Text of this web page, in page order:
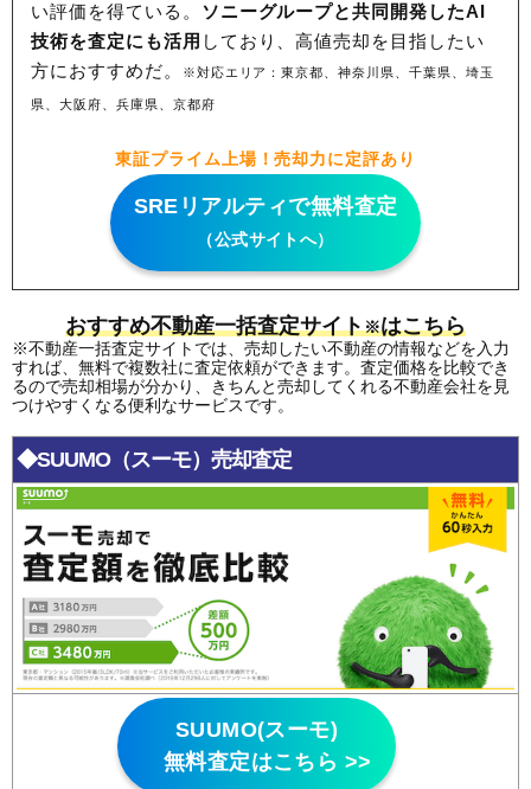
い評価を得ている。 ソニーグループと共同開発したAI
技術を査定にも活用 しており、高値売却を目指したい
方におすすめだ。
※対応エリア：東京都、神奈川県、千葉県、埼玉
県、大阪府、兵庫県、京都府
東証プライム上場！売却力に定評あり
SREリアルティで無料査定
（公式サイトへ）
おすすめ不動産一括査定サイト※はこちら
※不動産一括査定サイトでは、売却したい不動産の情報などを入力
すれば、無料で複数社に査定依頼ができます。査定価格を比較でき
るので売却相場が分かり、きちんと売却してくれる不動産会社を見
つけやすくなる便利なサービスです。
◆SUUMO（スーモ）売却査定
SUUMO(スーモ)
無料査定はこちら >>